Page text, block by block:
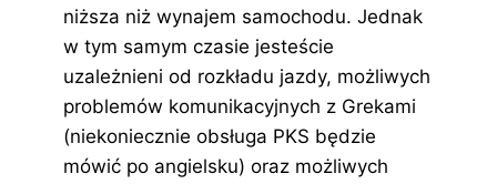
niższa niż wynajem samochodu. Jednak
w tym samym czasie jesteście
uzależnieni od rozkładu jazdy, możliwych
problemów komunikacyjnych z Grekami
(niekoniecznie obsługa PKS będzie
mówić po angielsku) oraz możliwych